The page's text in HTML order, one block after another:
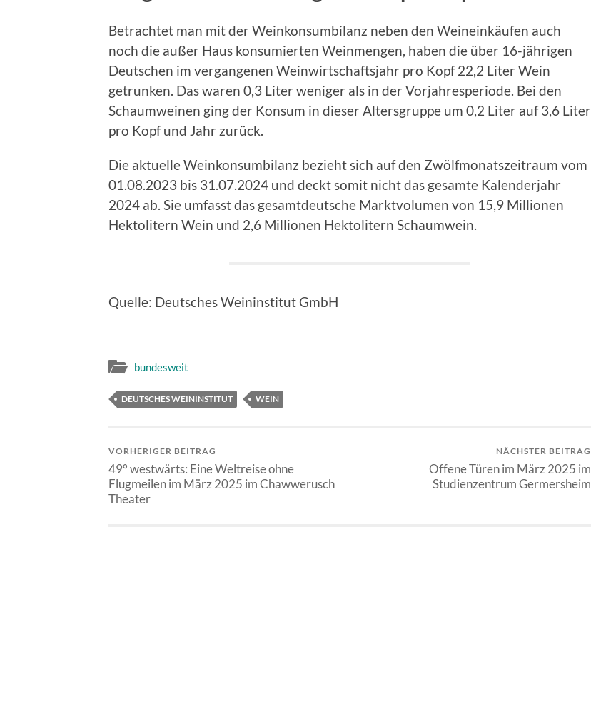
Betrachtet man mit der Weinkonsumbilanz neben den Weineinkäufen auch
noch die außer Haus konsumierten Weinmengen, haben die über 16-jährigen
Deutschen im vergangenen Weinwirtschaftsjahr pro Kopf 22,2 Liter Wein
getrunken. Das waren 0,3 Liter weniger als in der Vorjahresperiode. Bei den
Schaumweinen ging der Konsum in dieser Altersgruppe um 0,2 Liter auf 3,6 Liter
pro Kopf und Jahr zurück.
Die aktuelle Weinkonsumbilanz bezieht sich auf den Zwölfmonatszeitraum vom
01.08.2023 bis 31.07.2024 und deckt somit nicht das gesamte Kalenderjahr
2024 ab. Sie umfasst das gesamtdeutsche Marktvolumen von 15,9 Millionen
Hektolitern Wein und 2,6 Millionen Hektolitern Schaumwein.
Quelle: Deutsches Weininstitut GmbH
bundesweit
DEUTSCHES WEININSTITUT WEIN
VORHERIGER BEITRAG
49° westwärts: Eine Weltreise ohne
Flugmeilen im März 2025 im Chawwerusch
Theater
NÄCHSTER BEITRAG
Offene Türen im März 2025 im
Studienzentrum Germersheim